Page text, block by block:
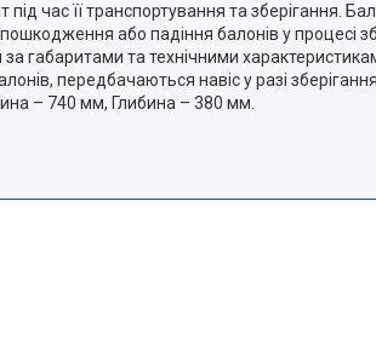
час її транспортування та зберігання.
або падіння балонів у процесі
за габаритами та технічними
передбачаються навіс у разі
– 740 мм, Глибина – 380 мм.